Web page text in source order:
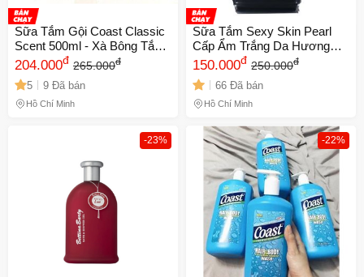
Sữa Tắm Gội Coast Classic
Scent 500ml - Xà Bông Tắm
Gội Tươi Mát Cho Tóc và Cơ
Thể, Hương Thơm Dễ Chịu,
Phù Hợp Mọi Loại Da
204.000đ 265.000đ
5 9 Đã bán
Hồ Chí Minh
Sữa Tắm Sexy Skin Pearl
Cấp Ẩm Trắng Da Hương
Nước Hoa - Gel 600ml
Dưỡng Sáng, Lưu Hương
Ngọt Ngào, Phù Hợp Mọi
Loại Da
150.000đ 250.000đ
66 Đã bán
Hồ Chí Minh
-23% -22%